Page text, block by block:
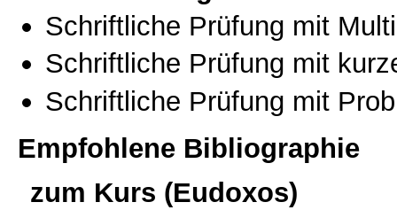
Schriftliche Prüfung mit
Schriftliche Prüfung mit
Schriftliche Prüfung mit
Empfohlene Bibliographie
zum Kurs (Eudoxos)